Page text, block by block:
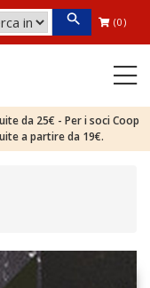
(0)
da 25€ - Per i soci Coop
a partire da 19€.